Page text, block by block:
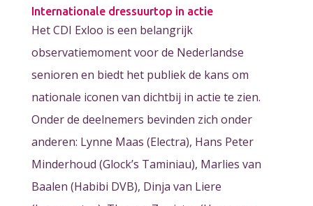
Internationale dressuurtop in actie
Het CDI Exloo is een belangrijk
observatiemoment voor de Nederlandse
senioren en biedt het publiek de kans om
nationale iconen van dichtbij in actie te zien.
Onder de deelnemers bevinden zich onder
anderen: Lynne Maas (Electra), Hans Peter
Minderhoud (Glock’s Taminiau), Marlies van
Baalen (Habibi DVB), Dinja van Liere